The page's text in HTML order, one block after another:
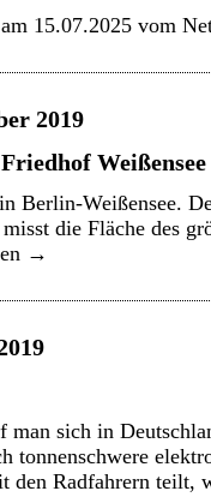
15.07.2025 vom
2019
Weißensee
Berlin-Weißensee.
die Fläche des
→
sich in
tonnenschwere
den Radfahrern teilt,